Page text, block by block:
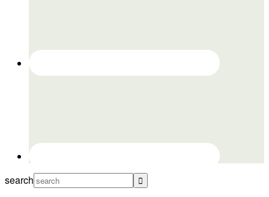
search